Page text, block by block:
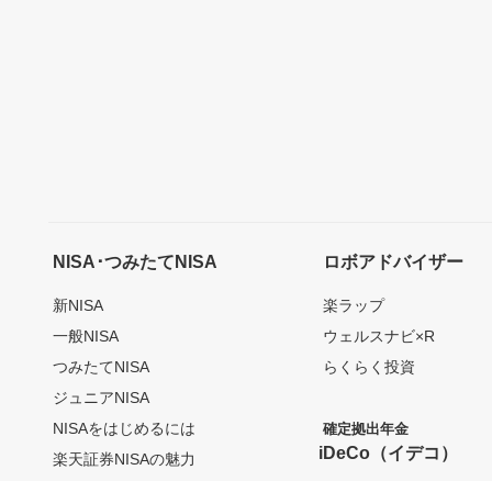
NISA･つみたてNISA
新NISA
一般NISA
つみたてNISA
ジュニアNISA
NISAをはじめるには
楽天証券NISAの魅力
ロボアドバイザー
楽ラップ
ウェルスナビ×R
らくらく投資
確定拠出年金
iDeCo（イデコ）